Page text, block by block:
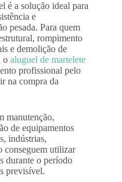
é a solução ideal para
e
pesada. Para quem
rompimento
e demolição de
o aluguel de martelete
profissional pelo
na compra da
manutenção,
de equipamentos
indústrias,
conseguem utilizar
durante o período
previsível.